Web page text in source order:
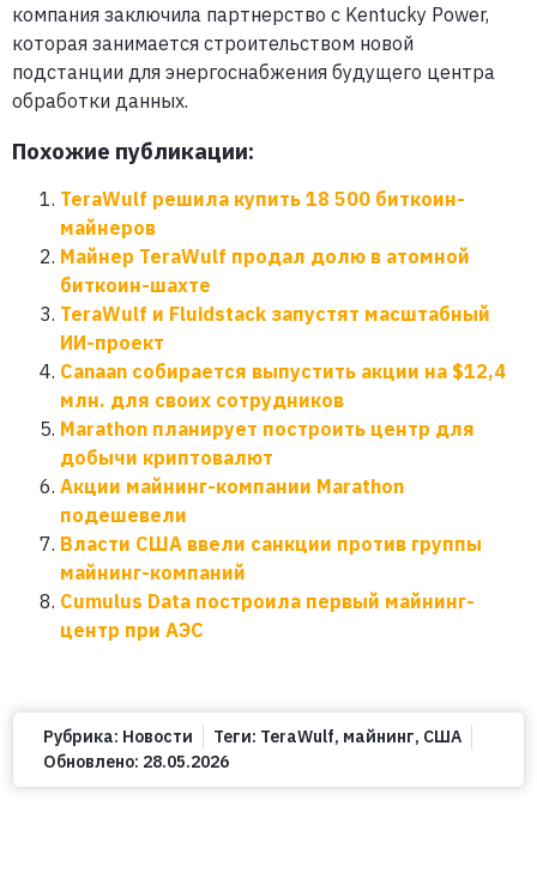
компания заключила партнерство с Kentucky Power,
которая занимается строительством новой
подстанции для энергоснабжения будущего центра
обработки данных.
Похожие публикации:
TeraWulf решила купить 18 500 биткоин-
майнеров
Майнер TeraWulf продал долю в атомной
биткоин-шахте
TeraWulf и Fluidstack запустят масштабный
ИИ-проект
Canaan собирается выпустить акции на $12,4
млн. для своих сотрудников
Marathon планирует построить центр для
добычи криптовалют
Акции майнинг-компании Marathon
подешевели
Власти США ввели санкции против группы
майнинг-компаний
Cumulus Data построила первый майнинг-
центр при АЭС
Рубрика: Новости Теги: TeraWulf, майнинг, США
Обновлено: 28.05.2026